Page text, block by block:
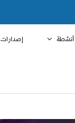
أنشطة إصدارات